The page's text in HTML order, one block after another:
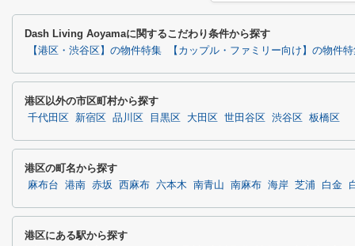
Dash Living Aoyamaに関するこだわり条件から探す
【港区・渋谷区】の物件特集 【カップル・ファミリー向け】の物件
港区以外の市区町村から探す
千代田区 新宿区 品川区 目黒区 大田区 世田谷区 渋谷区 板橋区
港区の町名から探す
麻布台 港南 赤坂 西麻布 六本木 南青山 南麻布 海岸 芝浦 白金
港区にある駅から探す